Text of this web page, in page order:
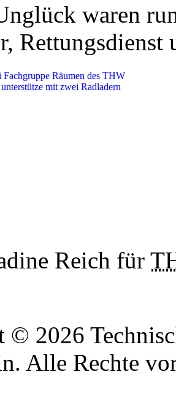
waren
Rettungsdienst
Reich für
© 2026
Alle Rechte